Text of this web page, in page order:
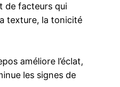
de facteurs qui
texture, la tonicité
améliore l’éclat,
les signes de